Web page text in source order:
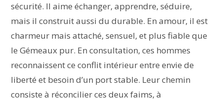
sécurité. Il aime échanger, apprendre, séduire,
mais il construit aussi du durable. En amour, il est
charmeur mais attaché, sensuel, et plus fiable que
le Gémeaux pur. En consultation, ces hommes
reconnaissent ce conflit intérieur entre envie de
liberté et besoin d’un port stable. Leur chemin
consiste à réconcilier ces deux faims, à